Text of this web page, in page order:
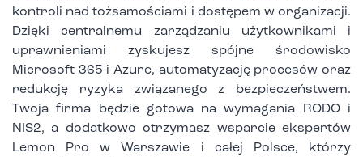
kontroli nad tożsamościami i dostępem w organizacji.
Dzięki centralnemu zarządzaniu użytkownikami i
uprawnieniami zyskujesz spójne środowisko
Microsoft 365 i Azure, automatyzację procesów oraz
redukcję ryzyka związanego z bezpieczeństwem.
Twoja firma będzie gotowa na wymagania RODO i
NIS2, a dodatkowo otrzymasz wsparcie ekspertów
Lemon Pro w Warszawie i całej Polsce, którzy